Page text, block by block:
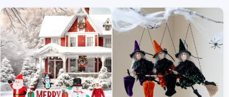
パーティー, 飾り付け, デコレーション, wholesale パ
ーティーの飾り付け, XOOBAY
パーティーの飾り付けの基本とアイデアを解説。色使い・素材・設置の
コツを紹介し、魅力的な会場作りをサポートします。